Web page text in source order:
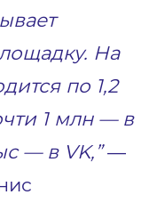
На
по 1,2
1 млн — в
— в VK,”—